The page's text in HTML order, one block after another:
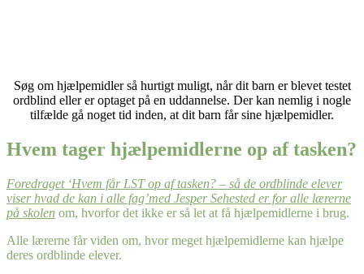
Søg om hjælpemidler så hurtigt muligt, når dit barn er blevet testet
ordblind eller er optaget på en uddannelse. Der kan nemlig i nogle
tilfælde gå noget tid inden, at dit barn får sine hjælpemidler.
Hvem tager hjælpemidlerne op af tasken?
Foredraget ‘Hvem får LST op af tasken? – så de ordblinde elever
viser hvad de kan i alle fag’med Jesper Sehested er for alle lærerne
på skolen om, hvorfor det ikke er så let at få hjælpemidlerne i brug.
Alle lærerne får viden om, hvor meget hjælpemidlerne kan hjælpe
deres ordblinde elever.